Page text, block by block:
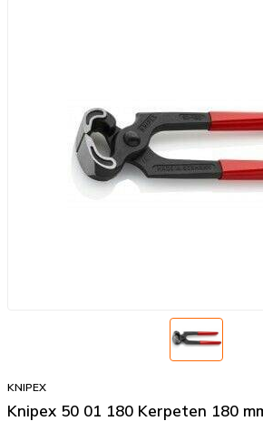
KNIPEX
Knipex 50 01 180 Kerpeten 180